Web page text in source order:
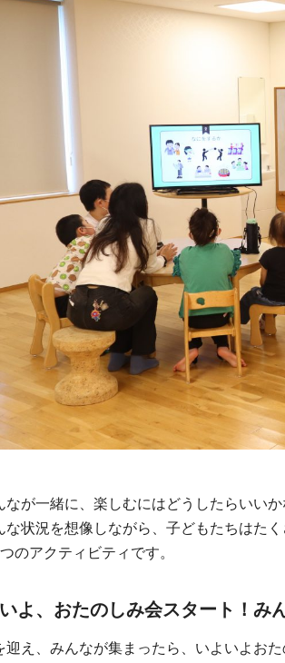
なが一緒に、楽しむにはどうしたらいいか
な状況を想像しながら、子どもたちはた
のアクティビティです。
よ、おたのしみ会スタート！み
迎え、みんなが集まったら、いよいよお